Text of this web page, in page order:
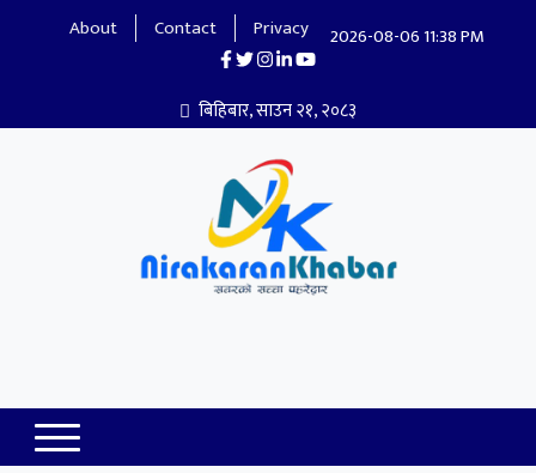
About Contact Privacy 2026-08-06 11:38 PM
बिहिबार, साउन २१, २०८३